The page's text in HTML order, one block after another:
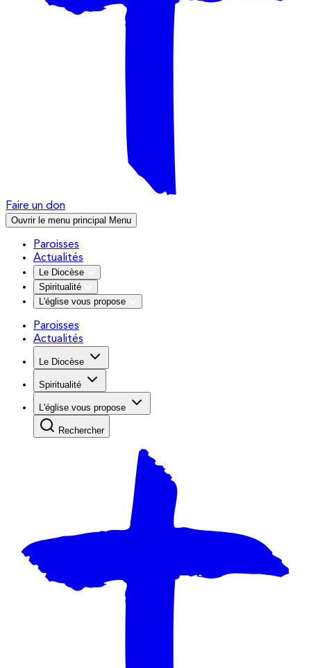
Faire un don
Ouvrir le menu principal Menu
Paroisses
Actualités
Le Diocèse
Spiritualité
L'église vous propose
Paroisses
Actualités
Le Diocèse
Spiritualité
L'église vous propose
Rechercher